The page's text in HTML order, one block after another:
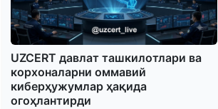
UZCERT давлат ташкилотлари ва
корхоналарни оммавий
киберҳужумлар ҳақида
огоҳлантирди